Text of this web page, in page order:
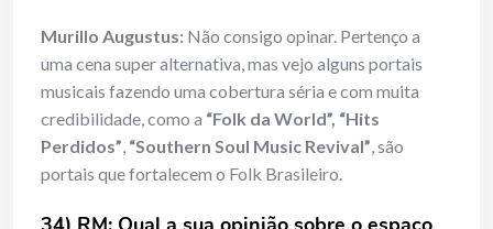
Murillo Augustus: Não consigo opinar. Pertenço a
uma cena super alternativa, mas vejo alguns portais
musicais fazendo uma cobertura séria e com muita
credibilidade, como a “Folk da World”, “Hits
Perdidos”, “Southern Soul Music Revival”, são
portais que fortalecem o Folk Brasileiro.